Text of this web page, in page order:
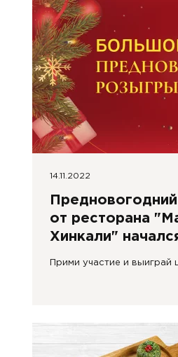
14.11.2022
от ресторана
Хинкали"
Прими участие и выиграй